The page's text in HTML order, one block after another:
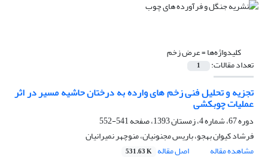
کلیدواژه‌ها =عرض زخم
تعداد مقالات: 1
تجزیه و تحلیل فنی زخم های وارده به درختان حاشیه مسیر در اثر
عملیات چوبکشی
دوره 67، شماره 4، زمستان 1393، صفحه
541-552
فرشاد کیوان بهجو، باریس مجنونیان، منوچهر نمیرانیان
مشاهده مقاله
اصل مقاله 531.63 K